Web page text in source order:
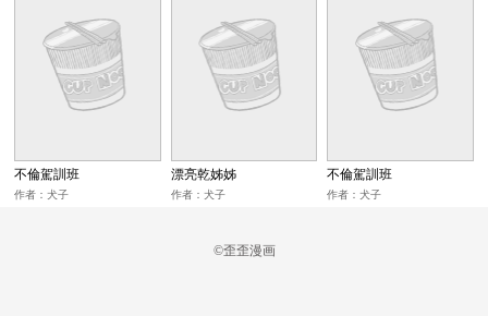
不倫駕訓班
作者：犬子
漂亮乾姊姊
作者：犬子
不倫駕訓班
作者：犬子
©歪歪漫画